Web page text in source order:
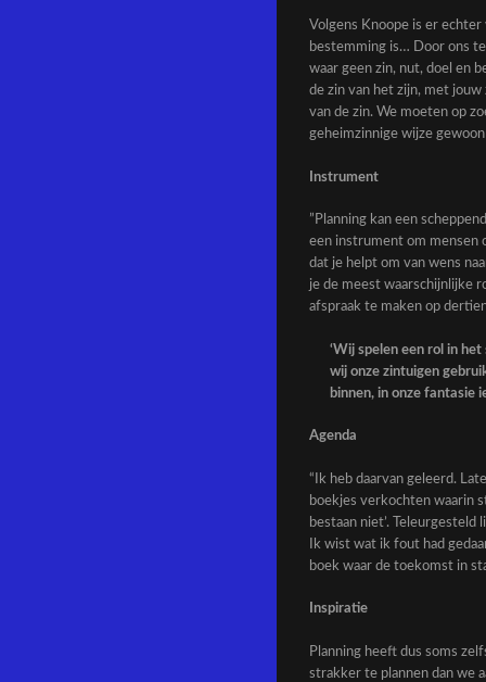
Volgens Knoope is er echter
bestemming is… Door ons
waar geen zin, nut, doel en
de zin van het zijn, met
van de zin. We moeten op
geheimzinnige wijze gewoon
Instrument
”Planning kan een
een instrument om mensen
dat je helpt om van wens
je de meest waarschijnlijke
afspraak te maken op
‘Wij spelen een rol in het
wij onze zintuigen
binnen, in onze fantasie
Agenda
“Ik heb daarvan geleerd.
boekjes verkochten waarin
bestaan niet’.
Ik wist wat ik fout had
boek waar de toekomst in
Inspiratie
Planning heeft dus soms
strakker te plannen dan we